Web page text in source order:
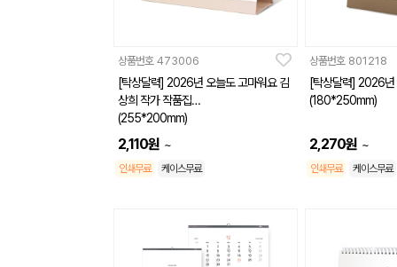
상품번호 473006
[탁상달력] 2026년 오늘도 고마워요 김
상희 작가 작품집
(255*200mm)
2,110원 ~
인쇄무료 케이스무료
상품번호 801218
[탁상달력] 2026년
(180*250mm)
2,270원 ~
인쇄무료 케이스무료